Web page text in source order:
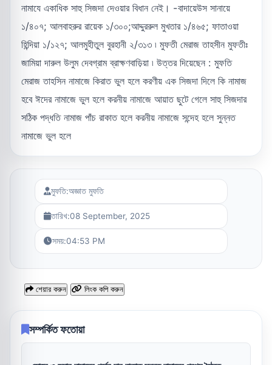
নামাযে একাধিক সাহু সিজদা দেওয়ার বিধান নেই। -বাদায়েউস সানায়ে
১/৪০৭; আলবাহরুর রায়েক ১/৩০০;আদ্দুররুল মুখতার ১/৪৬৫; ফাতাওয়া
হিন্দিয়া ১/১২৭; আলমুহীতুল বুরহানী ২/৩১৩ ৷ মুফতী মেরাজ তাহসীন মুফতীঃ
জামিয়া দারুল উলুম দেবগ্রাম ব্রাক্ষণবাড়িয়া ৷ উত্তর দিয়েছেন : মুফতি
মেরাজ তাহসিন নামাজে কিরাত ভুল হলে করণীয় এক সিজদা দিলে কি নামাজ
হবে ঈদের নামাজে ভুল হলে করনীয় নামাজে আয়াত ছুটে গেলে সাহু সিজদার
সঠিক পদ্ধতি নামাজ পাঁচ রাকাত হলে করনীয় নামাজে সন্দেহ হলে সুন্নত
নামাজে ভুল হলে
মুফতি:অজ্ঞাত মুফতি
তারিখ:08 September, 2025
সময়:04:53 PM
শেয়ার করুন লিংক কপি করুন
সম্পর্কিত ফতোয়া